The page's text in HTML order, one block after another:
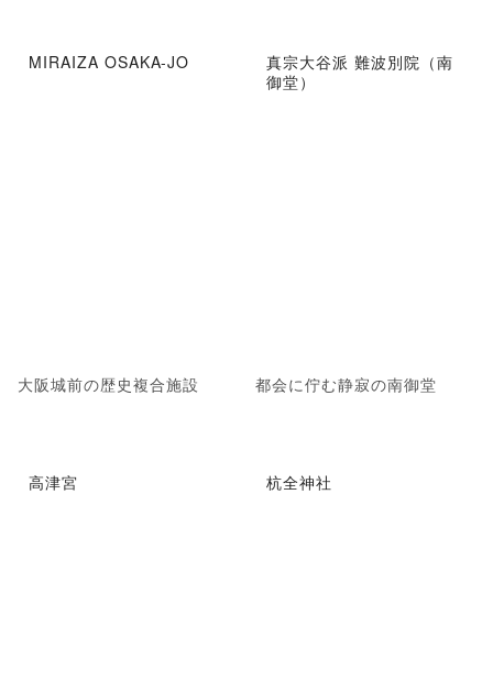
MIRAIZA OSAKA-JO
大阪城前の歴史複合施設
真宗大谷派 難波別院（南
御堂）
都会に佇む静寂の南御堂
高津宮 杭全神社